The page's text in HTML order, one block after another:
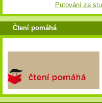
Putování za
Čtení pomáhá